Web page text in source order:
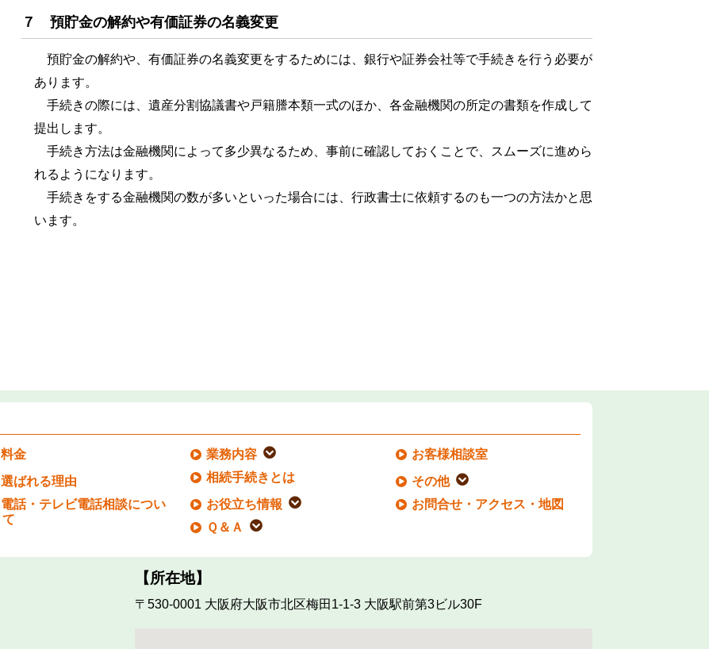
７ 預貯金の解約や有価証券の名義変更
預貯金の解約や、有価証券の名義変更をするためには、銀行や証券会社等で手続きを行う必要が
あります。
手続きの際には、遺産分割協議書や戸籍謄本類一式のほか、各金融機関の所定の書類を作成して
提出します。
手続き方法は金融機関によって多少異なるため、事前に確認しておくことで、スムーズに進めら
れるようになります。
手続きをする金融機関の数が多いといった場合には、行政書士に依頼するのも一つの方法かと思
います。
料金
選ばれる理由
電話・テレビ電話相談につい
て
業務内容
相続手続きとは
お役立ち情報
Ｑ＆Ａ
お客様相談室
その他
お問合せ・アクセス・地図
【所在地】
〒530-0001 大阪府大阪市北区梅田1-1-3 大阪駅前第3ビル30F